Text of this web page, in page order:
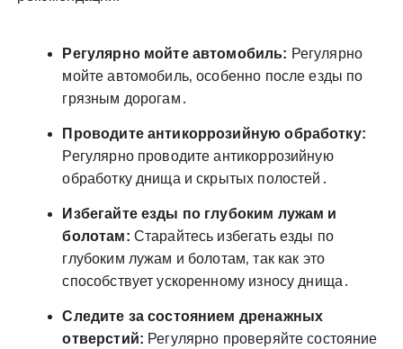
Регулярно мойте автомобиль: Регулярно
мойте автомобиль‚ особенно после езды по
грязным дорогам․
Проводите антикоррозийную обработку:
Регулярно проводите антикоррозийную
обработку днища и скрытых полостей․
Избегайте езды по глубоким лужам и
болотам: Старайтесь избегать езды по
глубоким лужам и болотам‚ так как это
способствует ускоренному износу днища․
Следите за состоянием дренажных
отверстий: Регулярно проверяйте состояние